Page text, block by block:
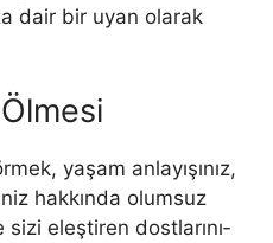
dair bir uyan olarak
yaşam anlayışınız,
hakkında olumsuz
sizi eleştiren dostlarını­